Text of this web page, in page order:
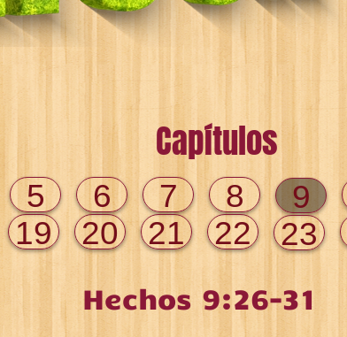
Capítulos
5 6 7 8 9
19
20 21 22 23
Hechos 9:26-31